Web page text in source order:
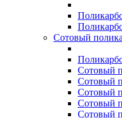
Сотовый
Сотовый
Сотовый
Сотовый
Сотовый
Сотовый